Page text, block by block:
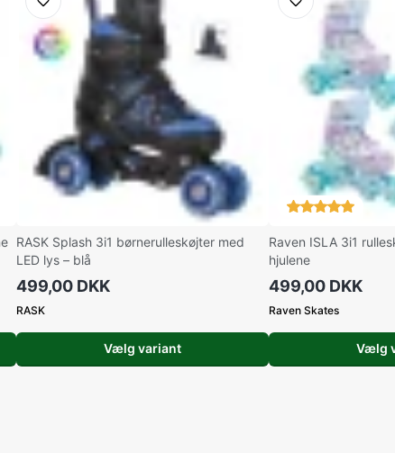
RASK Splash 3i1 børnerulleskøjter med
LED lys – blå
499,00 DKK
RASK
Vælg variant
Raven ISLA 3i1
hjulene
499,00 DKK
Raven Skates
Vælg